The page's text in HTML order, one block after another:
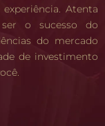
Atenta
o sucesso do
do mercado
de investimento